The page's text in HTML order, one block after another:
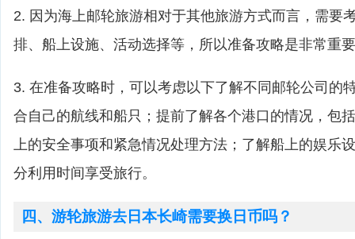
2. 因为海上邮轮旅游相对于其他旅游方式而言，需要
排、船上设施、活动选择等，所以准备攻略是非常重
3. 在准备攻略时，可以考虑以下了解不同邮轮公司的
合自己的航线和船只；提前了解各个港口的情况，包
上的安全事项和紧急情况处理方法；了解船上的娱乐
分利用时间享受旅行。
四、游轮旅游去日本长崎需要换日币吗？